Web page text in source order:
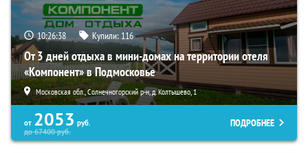
10:26:37 Купили: 116
От 3 дней отдыха в мини-домах на территории отеля
«Компонент» в Подмосковье
Московская обл., Солнечногорский р-н, д. Колтышево, 1
от 2053 руб.
до67400руб.
ПОДРОБНЕЕ